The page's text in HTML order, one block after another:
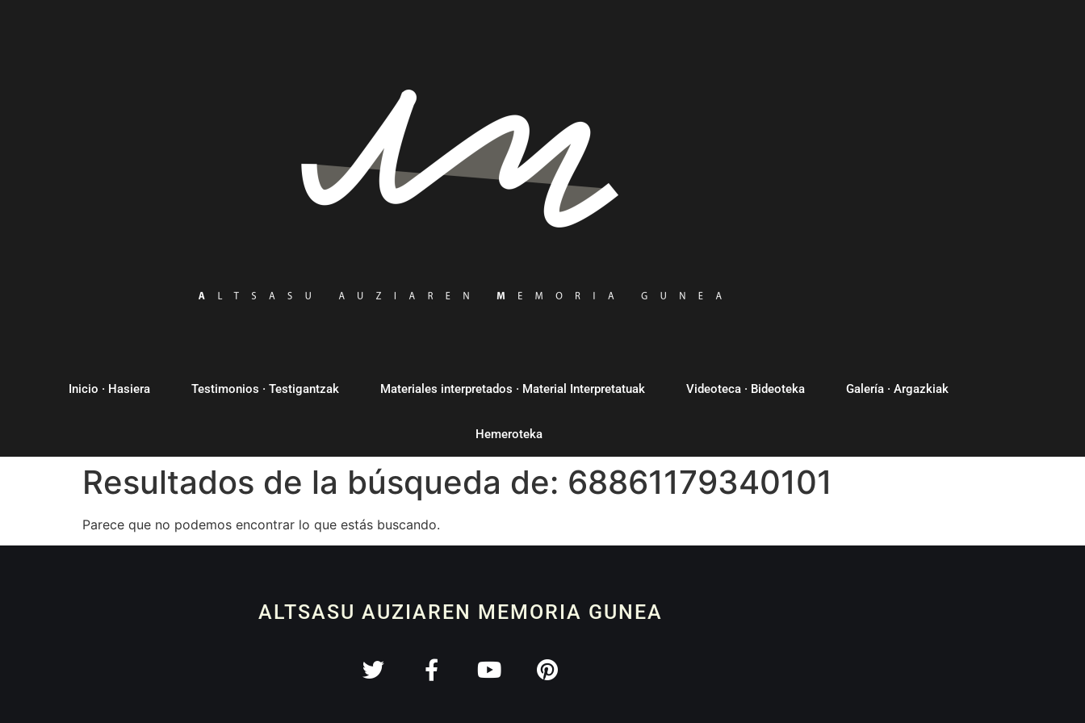
Inicio · Hasiera Testimonios · Testigantzak Materiales interpretados · Material Interpretatuak Videoteca · Bideoteka Galería · Argazkiak
Hemeroteka
Resultados de la búsqueda de: 68861179340101
Parece que no podemos encontrar lo que estás buscando.
ALTSASU AUZIAREN MEMORIA GUNEA